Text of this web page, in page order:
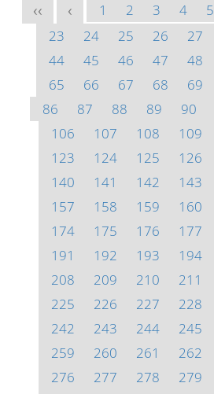
<< < 1 2 3 4 5
23
24 25 26 27
44
45 46 47 48
65
66 67 68 69
86
87 88 89 90
106
107 108 109
123
124 125 126
140
141 142 143
157
158 159 160
174
175 176 177
191
192 193 194
208
209 210 211
225
226 227 228
242
243 244 245
259
260 261 262
276
277 278 279